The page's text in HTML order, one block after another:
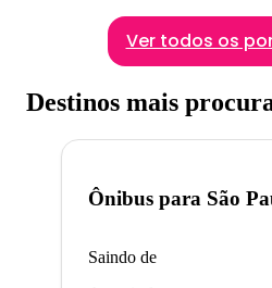
Ver todos os
Destinos mais
Ônibus para São
Saindo de